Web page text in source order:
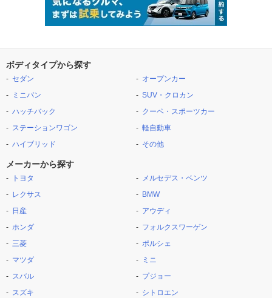
ボディタイプから探す
セダン
ミニバン
ハッチバック
ステーションワゴン
ハイブリッド
オープンカー
SUV・クロカン
クーペ・スポーツカー
軽自動車
その他
メーカーから探す
トヨタ
レクサス
日産
ホンダ
三菱
マツダ
スバル
スズキ
メルセデス・ベンツ
BMW
アウディ
フォルクスワーゲン
ポルシェ
ミニ
プジョー
シトロエン